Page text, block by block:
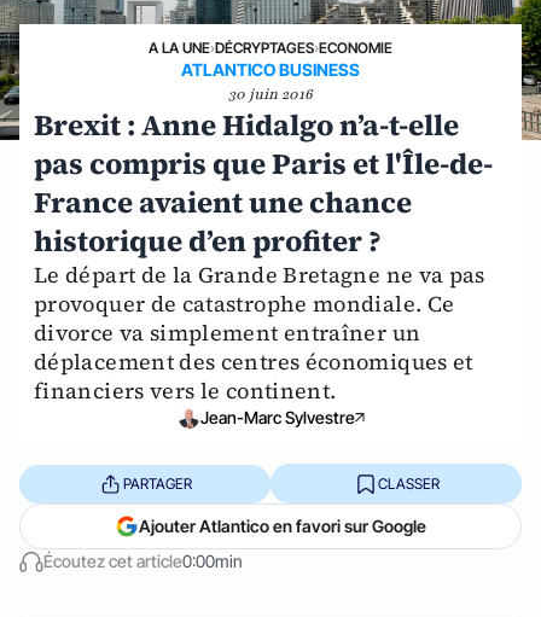
A LA UNE›DÉCRYPTAGES›ECONOMIE
ATLANTICO BUSINESS
30 juin 2016
Brexit : Anne Hidalgo n’a-t-elle
pas compris que Paris et l'Île-de-
France avaient une chance
historique d’en profiter ?
Le départ de la Grande Bretagne ne va pas
provoquer de catastrophe mondiale. Ce
divorce va simplement entraîner un
déplacement des centres économiques et
financiers vers le continent.
Jean-Marc Sylvestre
Écoutez cet article0:00min
PARTAGER CLASSER
Ajouter Atlantico en favori sur Google